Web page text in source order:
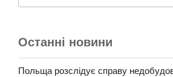
Останні новини
Польща розслідує справу